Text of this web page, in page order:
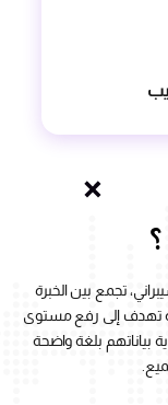
تجمع بين الخبرة
تهدف إلى رفع مستوى
بياناتهم بلغة واضحة